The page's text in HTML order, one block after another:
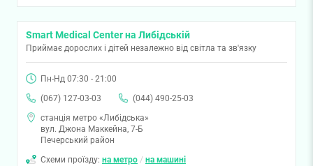
Smart Medical Center на Либідській
Приймає дорослих і дітей незалежно від світла та зв'язку
Пн-Нд 07:30 - 21:00
(067) 127-03-03
(044) 490-25-03
станція метро «Либідська»
вул. Джона Маккейна, 7-Б
Печерський район
Схеми проїзду: на метро / на машині